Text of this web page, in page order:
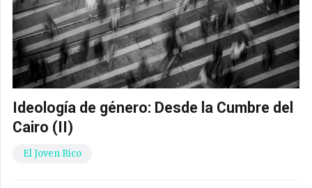
Ideología de género: Desde la Cumbre del
Cairo (II)
El Joven Rico